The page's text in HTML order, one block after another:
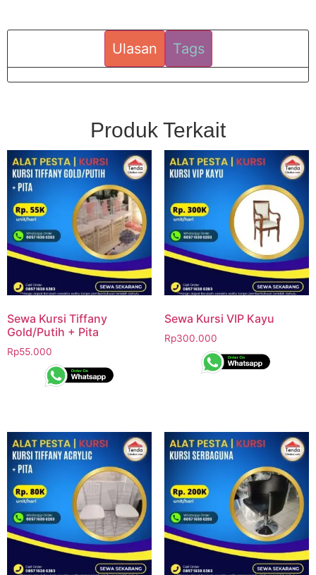
Ulasan Tags
Produk Terkait
Sewa Kursi Tiffany
Gold/Putih + Pita
Rp55.000
Sewa Kursi VIP Kayu
Rp300.000